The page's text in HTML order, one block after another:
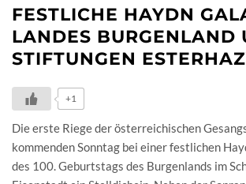
FESTLICHE HAYDN
LANDES BURGENLAND
STIFTUNGEN
+1
Die erste Riege der österreichischen
kommenden Sonntag bei einer festlichen
des 100. Geburtstags des Burgenlands im